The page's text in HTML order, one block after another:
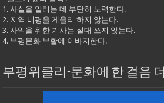
1. 사실을 알리는 데 부단히 노력한다.
2. 지역 비평을 게을리 하지 않는다.
3. 사익을 위한 기사는 절대 쓰지 않는다.
4. 부평문화 부활에 이바지한다.
부평위클리-문화에 한 걸음 더